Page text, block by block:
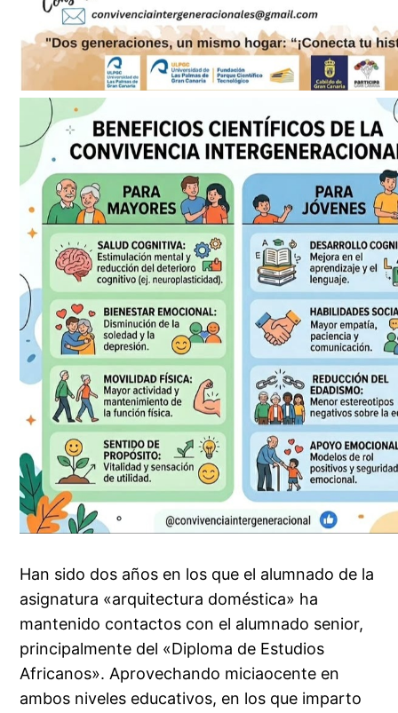
Han sido dos años en los que el alumnado de la
asignatura «arquitectura doméstica» ha
mantenido contactos con el alumnado senior,
principalmente del «Diploma de Estudios
Africanos». Aprovechando miciaocente en
ambos niveles educativos, en los que imparto